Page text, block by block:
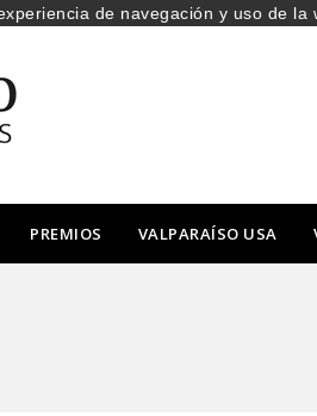
PREMIOS VALPARAÍSO USA
de navegación y uso de